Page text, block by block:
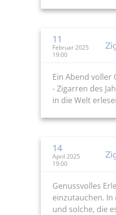
11
Februar 2025
19:00
Ein Abend voller
- Zigarren des
in die Welt
14
April 2025
19:00
Genussvolles
einzutauchen. In
und solche, die